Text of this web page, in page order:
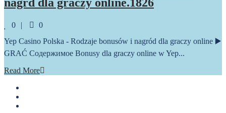
0 Comments
0
Yep Casino Polska - Rodzaje bonusów i nagród dla graczy online ▶️
GRAĆ Содержимое Bonusy dla graczy online w Yep...
Read More